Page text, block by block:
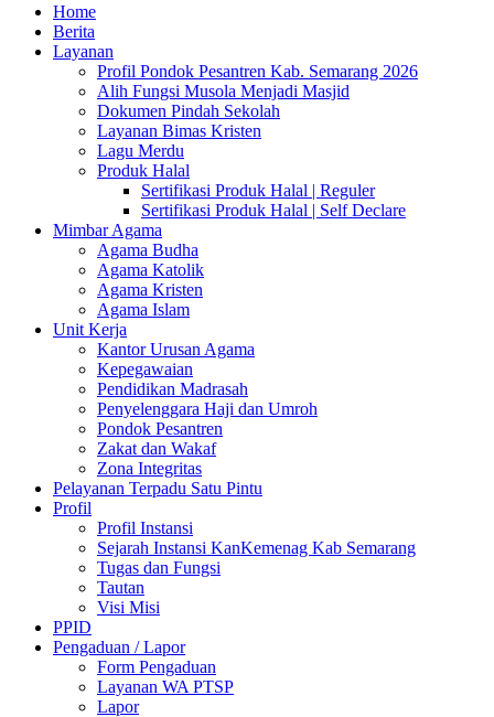
Home
Berita
Layanan
Profil Pondok Pesantren Kab. Semarang 2026
Alih Fungsi Musola Menjadi Masjid
Dokumen Pindah Sekolah
Layanan Bimas Kristen
Lagu Merdu
Produk Halal
Sertifikasi Produk Halal | Reguler
Sertifikasi Produk Halal | Self Declare
Mimbar Agama
Agama Budha
Agama Katolik
Agama Kristen
Agama Islam
Unit Kerja
Kantor Urusan Agama
Kepegawaian
Pendidikan Madrasah
Penyelenggara Haji dan Umroh
Pondok Pesantren
Zakat dan Wakaf
Zona Integritas
Pelayanan Terpadu Satu Pintu
Profil
Profil Instansi
Sejarah Instansi KanKemenag Kab Semarang
Tugas dan Fungsi
Tautan
Visi Misi
PPID
Pengaduan / Lapor
Form Pengaduan
Layanan WA PTSP
Lapor